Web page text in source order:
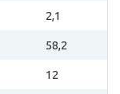
2,1
58,2
12